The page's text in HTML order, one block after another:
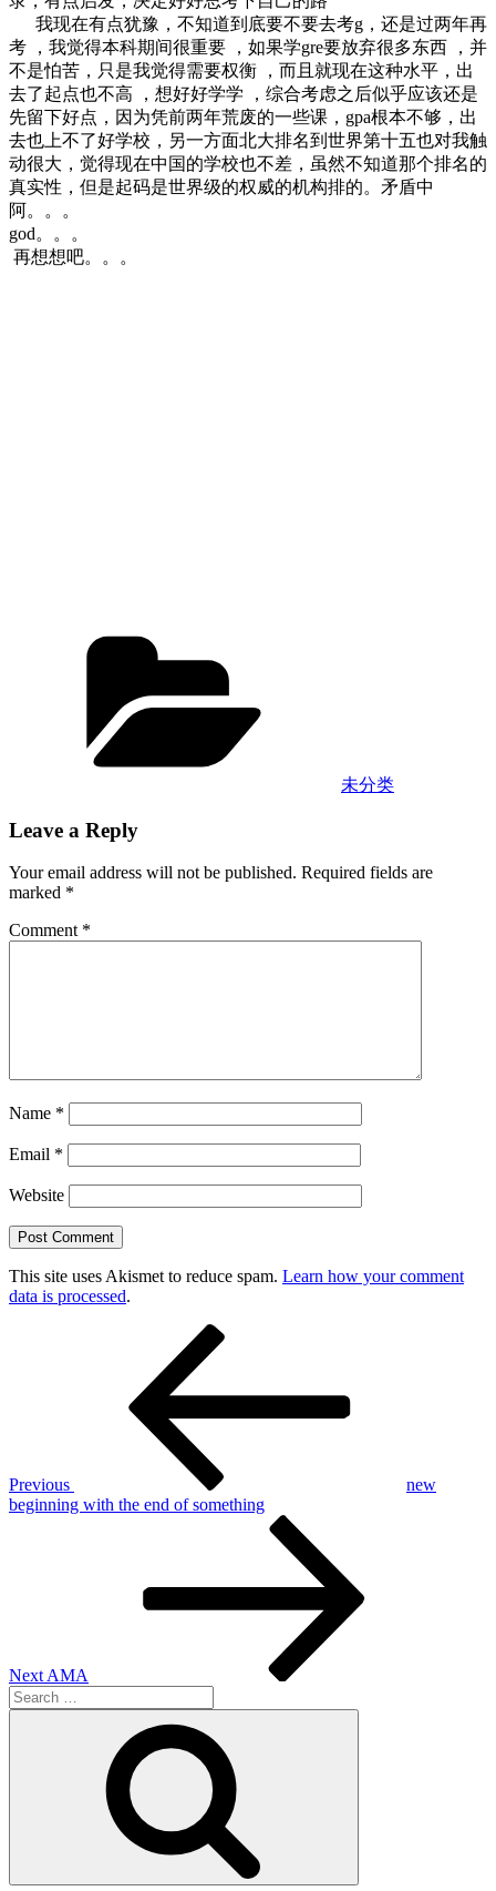
我现在有点犹豫，不知道到底要不要去考g，还是过两年再
考 ，我觉得本科期间很重要 ，如果学gre要放弃很多东西 ，并
不是怕苦，只是我觉得需要权衡 ，而且就现在这种水平，出
去了起点也不高 ，想好好学学 ，综合考虑之后似乎应该还是
先留下好点，因为凭前两年荒废的一些课，gpa根本不够，出
去也上不了好学校，另一方面北大排名到世界第十五也对我触
动很大，觉得现在中国的学校也不差，虽然不知道那个排名的
真实性，但是起码是世界级的权威的机构排的。矛盾中
阿。。。
god。。。
再想想吧。。。
未分类
Leave a Reply
Your email address will not be published. Required fields are
marked *
Comment *
Name *
Email *
Website
This site uses Akismet to reduce spam. Learn how your comment
data is processed.
Previous
new
beginning with the end of something
Next AMA
Search
for: